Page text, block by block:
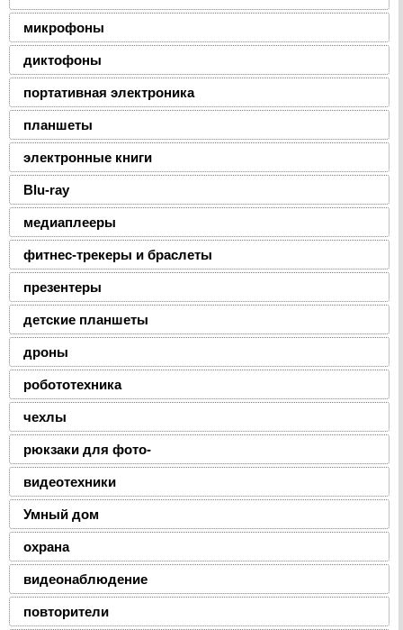
микрофоны
диктофоны
портативная электроника
планшеты
электронные книги
Blu-ray
медиаплееры
фитнес-трекеры и браслеты
презентеры
детские планшеты
дроны
робототехника
чехлы
рюкзаки для фото-
видеотехники
Умный дом
охрана
видеонаблюдение
повторители